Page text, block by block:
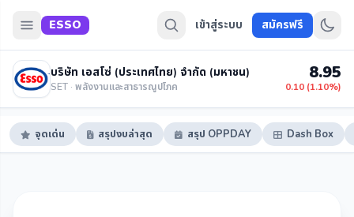
ESSO เข้าสู่ระบบ สมัครฟรี
บริษัท เอสโซ่ (ประเทศไทย) จำกัด (มหาชน)
SET · พลังงานและสาธารณูปโภค
8.95
0.10 (1.10%)
จุดเด่น สรุปงบล่าสุด สรุป OPPDAY Dash Box